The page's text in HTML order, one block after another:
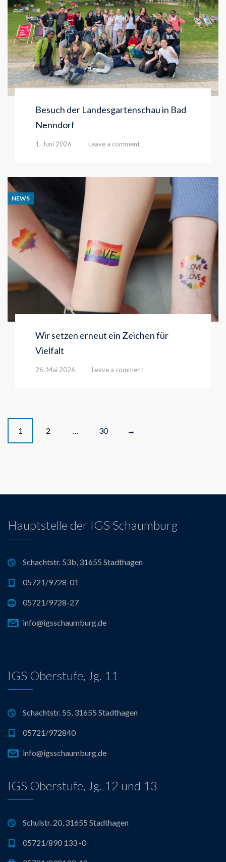
Besuch der Landesgartenschau in Bad
Nenndorf
1. Juni 2026 Leave a comment
NEWS
Wir setzen erneut ein Zeichen für
Vielfalt
26. Mai 2026 Leave a comment
P
t
s
n
a
v
i
t
i
o
n
1 2 … 30 →
Hauptstelle der IGS Schaumburg
Schachtstr. 53b, 31655 Stadthagen
05721/9728-01
05721/9728-27
info@igsschaumburg.de
IGS Oberstufe, Jg. 11
Schachtstr. 55, 31655 Stadthagen
05721/972840
info@igsschaumburg.de
IGS Oberstufe, Jg. 12 und 13
Schulstr. 20, 31655 Stadthagen
05721/890 133 -0